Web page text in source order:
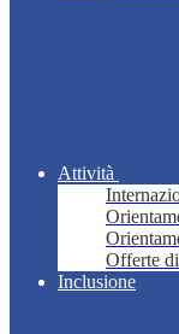
Attività
Offerte
Inclusione